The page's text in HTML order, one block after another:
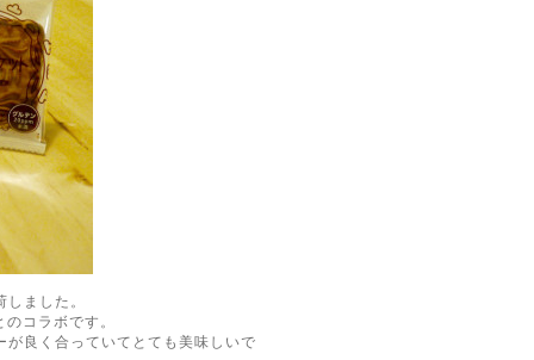
ました。
コラボです。
良く合っていてとても美味しいで